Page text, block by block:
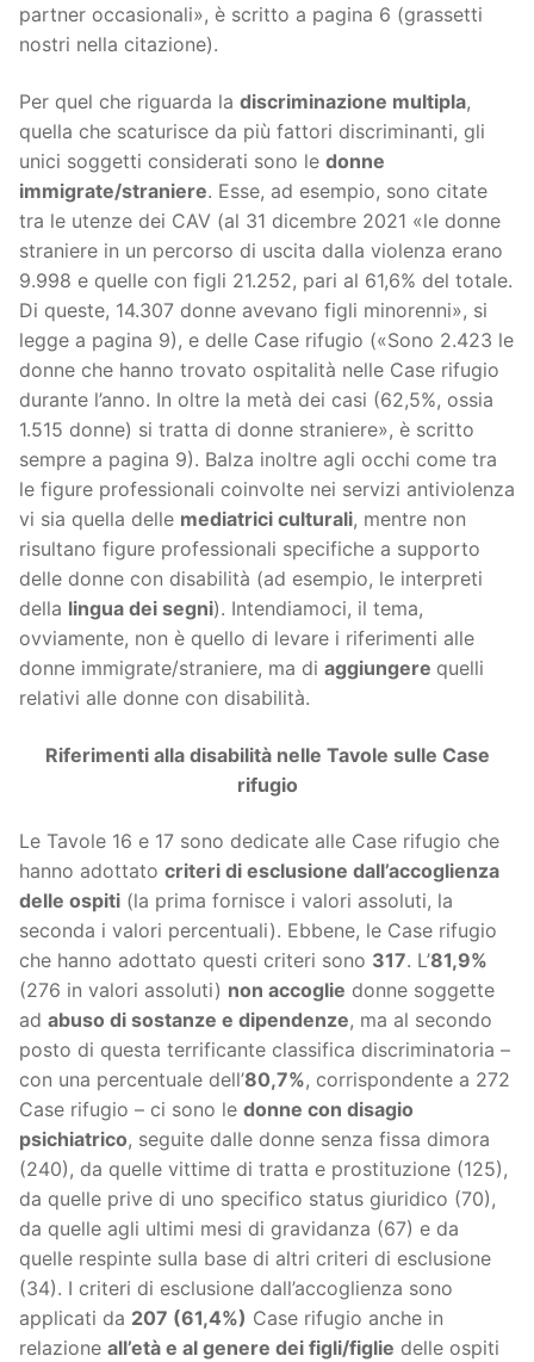
partner occasionali», è scritto a pagina 6 (grassetti
nostri nella citazione).
Per quel che riguarda la discriminazione multipla,
quella che scaturisce da più fattori discriminanti, gli
unici soggetti considerati sono le donne
immigrate/straniere. Esse, ad esempio, sono citate
tra le utenze dei CAV (al 31 dicembre 2021 «le donne
straniere in un percorso di uscita dalla violenza erano
9.998 e quelle con figli 21.252, pari al 61,6% del totale.
Di queste, 14.307 donne avevano figli minorenni», si
legge a pagina 9), e delle Case rifugio («Sono 2.423 le
donne che hanno trovato ospitalità nelle Case rifugio
durante l’anno. In oltre la metà dei casi (62,5%, ossia
1.515 donne) si tratta di donne straniere», è scritto
sempre a pagina 9). Balza inoltre agli occhi come tra
le figure professionali coinvolte nei servizi antiviolenza
vi sia quella delle mediatrici culturali, mentre non
risultano figure professionali specifiche a supporto
delle donne con disabilità (ad esempio, le interpreti
della lingua dei segni). Intendiamoci, il tema,
ovviamente, non è quello di levare i riferimenti alle
donne immigrate/straniere, ma di aggiungere quelli
relativi alle donne con disabilità.
Riferimenti alla disabilità nelle Tavole sulle Case
rifugio
Le Tavole 16 e 17 sono dedicate alle Case rifugio che
hanno adottato criteri di esclusione dall’accoglienza
delle ospiti (la prima fornisce i valori assoluti, la
seconda i valori percentuali). Ebbene, le Case rifugio
che hanno adottato questi criteri sono 317. L’81,9%
(276 in valori assoluti) non accoglie donne soggette
ad abuso di sostanze e dipendenze, ma al secondo
posto di questa terrificante classifica discriminatoria –
con una percentuale dell’80,7%, corrispondente a 272
Case rifugio – ci sono le donne con disagio
psichiatrico, seguite dalle donne senza fissa dimora
(240), da quelle vittime di tratta e prostituzione (125),
da quelle prive di uno specifico status giuridico (70),
da quelle agli ultimi mesi di gravidanza (67) e da
quelle respinte sulla base di altri criteri di esclusione
(34). I criteri di esclusione dall’accoglienza sono
applicati da 207 (61,4%) Case rifugio anche in
relazione all’età e al genere dei figli/figlie delle ospiti